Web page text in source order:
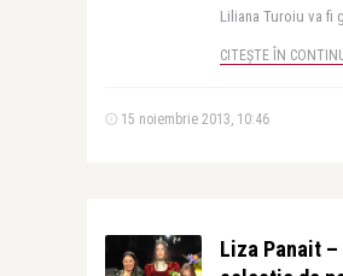
Liliana Turoiu va fi
CITEȘTE ÎN
15 noiembrie 2013, 10:46
Liza Panait –